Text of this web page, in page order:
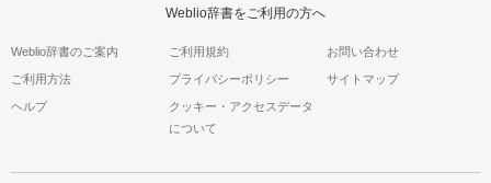
Weblio辞書をご利用の方へ
Weblio辞書のご案内 ご利用規約 お問い合わせ
ご利用方法 プライバシーポリシー サイトマップ
ヘルプ
クッキー・アクセスデータ
について